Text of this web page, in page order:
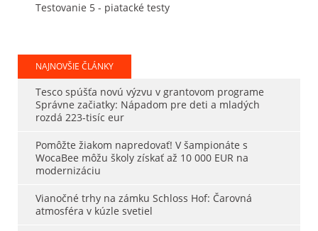
Testovanie 5 - piatacké testy
NAJNOVŠIE ČLÁNKY
Tesco spúšťa novú výzvu v grantovom programe
Správne začiatky: Nápadom pre deti a mladých
rozdá 223-tisíc eur
Pomôžte žiakom napredovať! V šampionáte s
WocaBee môžu školy získať až 10 000 EUR na
modernizáciu
Vianočné trhy na zámku Schloss Hof: Čarovná
atmosféra v kúzle svetiel